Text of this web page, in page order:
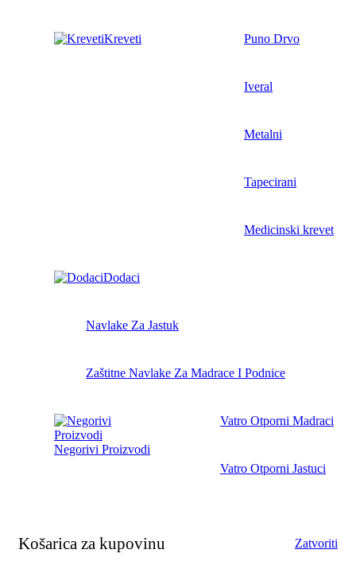
Kreveti Puno Drvo
Iveral
Metalni
Tapecirani
Medicinski krevet
Dodaci
Navlake Za Jastuk
Zaštitne Navlake Za Madrace I Podnice
Negorivi Proizvodi
Vatro Otporni Madraci
Vatro Otporni Jastuci
Košarica za kupovinu Zatvoriti